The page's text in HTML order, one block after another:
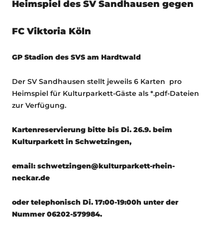
Heimspiel des SV Sandhausen gegen
FC Viktoria Köln
GP Stadion des SVS am Hardtwald
Der SV Sandhausen stellt jeweils 6 Karten pro
Heimspiel für Kulturparkett-Gäste als *.pdf-Dateien
zur Verfügung.
Kartenreservierung bitte bis Di. 26.9. beim
Kulturparkett in Schwetzingen,
email: schwetzingen@kulturparkett-rhein-
neckar.de
oder telephonisch Di. 17:00-19:00h unter der
Nummer 06202-579984.